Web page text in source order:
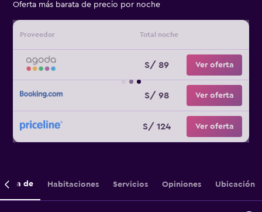
Oferta más barata de precio por noche
Proveedor Total noche
S/ 89 Ver oferta
S/ 98 Ver oferta
S/ 124 Ver oferta
de Habitaciones Servicios Opiniones Ubicación